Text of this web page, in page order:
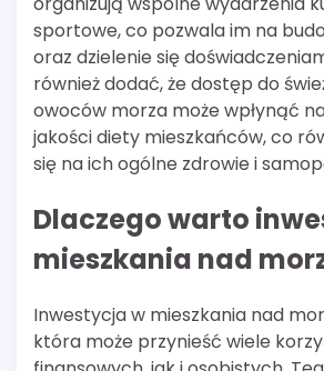
sportowe, co pozwala im na
oraz dzielenie się
również dodać, że dostęp do
owoców morza może wpłynąć
jakości diety mieszkańców, co
się na ich ogólne zdrowie i
Dlaczego warto
mieszkania nad
Inwestycja w mieszkania nad
która może przynieść wiele